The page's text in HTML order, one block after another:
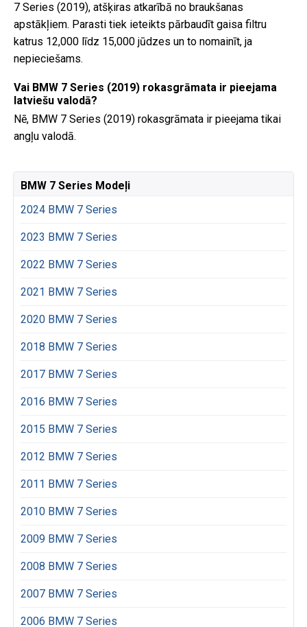
7 Series (2019), atšķiras atkarībā no braukšanas
apstākļiem. Parasti tiek ieteikts pārbaudīt gaisa filtru
katrus 12,000 līdz 15,000 jūdzes un to nomainīt, ja
nepieciešams.
Vai BMW 7 Series (2019) rokasgrāmata ir pieejama
latviešu valodā?
Nē, BMW 7 Series (2019) rokasgrāmata ir pieejama tikai
angļu valodā.
BMW 7 Series Modeļi
2024 BMW 7 Series
2023 BMW 7 Series
2022 BMW 7 Series
2021 BMW 7 Series
2020 BMW 7 Series
2018 BMW 7 Series
2017 BMW 7 Series
2016 BMW 7 Series
2015 BMW 7 Series
2012 BMW 7 Series
2011 BMW 7 Series
2010 BMW 7 Series
2009 BMW 7 Series
2008 BMW 7 Series
2007 BMW 7 Series
2006 BMW 7 Series